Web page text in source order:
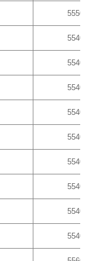
55500
55400
55400
55400
55400
55400
55400
55400
55400
55400